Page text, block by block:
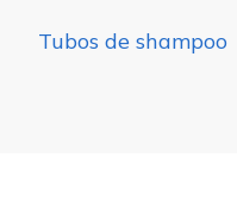
Tubos de shampoo